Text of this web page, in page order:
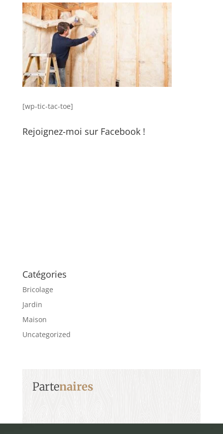
[wp-tic-tac-toe]
Rejoignez-moi sur Facebook !
Catégories
Bricolage
Jardin
Maison
Uncategorized
Partenaires